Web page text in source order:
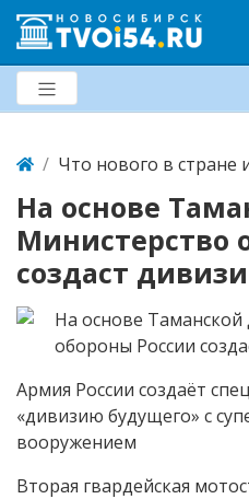
Что нового в стране
На основе
Министерство
создаст
Армия России создаёт
«дивизию будущего» с
вооружением
Вторая гвардейская